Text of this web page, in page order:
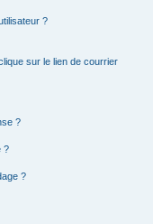
?
sur le lien de courrier
?
?
?